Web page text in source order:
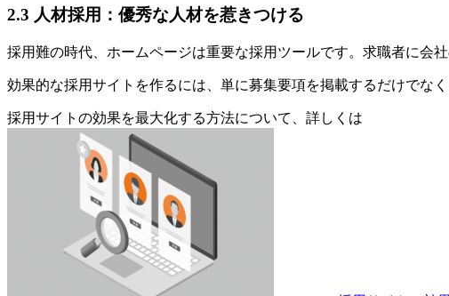
2.3 人材採用：優秀な人材を惹きつける
採用難の時代、ホームページは重要な採用ツールです。求職者に会
効果的な採用サイトを作るには、単に募集要項を掲載するだけでなく
採用サイトの効果を最大化する方法について、詳しくは